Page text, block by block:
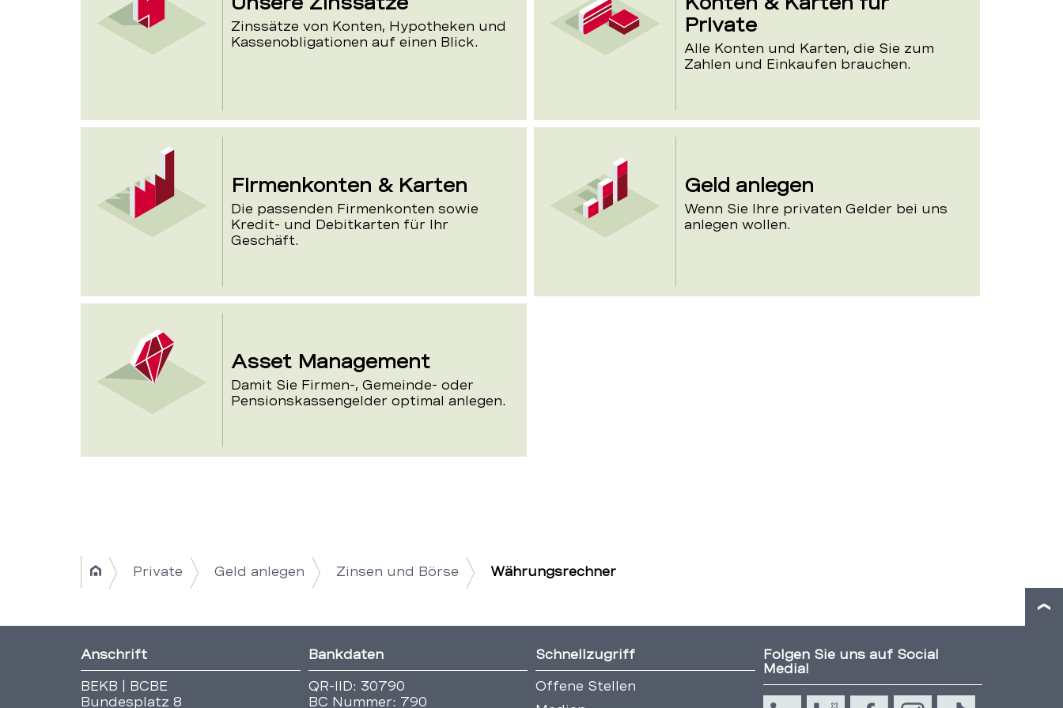
Zinssätze von Konten, Hypotheken und
Kassenobligationen auf einen Blick.
Private
Alle Konten und Karten, die Sie zum
Zahlen und Einkaufen brauchen.
Firmenkonten & Karten
Die passenden Firmenkonten sowie
Kredit- und Debitkarten für Ihr
Geschäft.
Geld anlegen
Wenn Sie Ihre privaten Gelder bei uns
anlegen wollen.
Asset Management
Damit Sie Firmen-, Gemeinde- oder
Pensionskassengelder optimal anlegen.
Breadcrumb
|
Title
Home
Private Geld anlegen Zinsen und Börse Währungsrechner
Fusszeile
Anschrift
BEKB | BCBE
Bundesplatz 8
Bankdaten
QR-IID: 30790
BC Nummer: 790
Schnellzugriff
Offene Stellen
Folgen Sie uns auf Social
Media!